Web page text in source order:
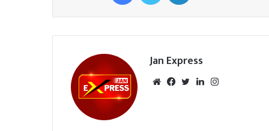
Jan Express
We Fac Twi Lin